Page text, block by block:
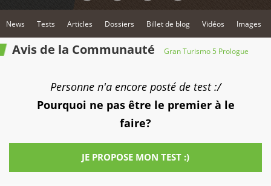
News Tests Articles Dossiers Billet de blog Vidéos Images
Avis de la Communauté Gran Turismo 5 Prologue
Personne n'a encore posté de test :/
Pourquoi ne pas être le premier à le
faire?
JE PROPOSE MON TEST :)